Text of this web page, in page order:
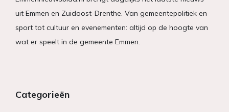
uit Emmen en Zuidoost-Drenthe. Van gemeentepolitiek en
sport tot cultuur en evenementen: altijd op de hoogte van
wat er speelt in de gemeente Emmen.
Categorieën